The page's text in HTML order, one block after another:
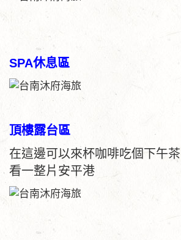
SPA休息區
頂樓露台區
在這邊可以來杯咖啡吃個下午
看一整片安平港